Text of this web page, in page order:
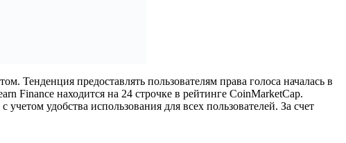
Тенденция предоставлять пользователям права голоса началась в
Finance находится на 24 строчке в рейтинге CoinMarketCap.
удобства использования для всех пользователей. За счет